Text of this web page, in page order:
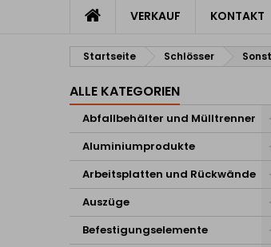
VERKAUF KONTAKT
Startseite Schlösser
ALLE KATEGORIEN
Abfallbehälter und Mülltrenner
Aluminiumprodukte
Arbeitsplatten und Rückwände
Auszüge
Befestigungselemente